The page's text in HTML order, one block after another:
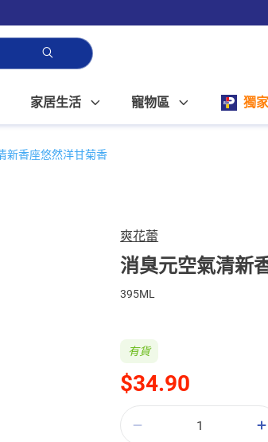
家居生活 寵物區 獨
新香座悠然洋甘菊香
爽花蕾
消臭元空氣清新
395ML
$34.90
有貨